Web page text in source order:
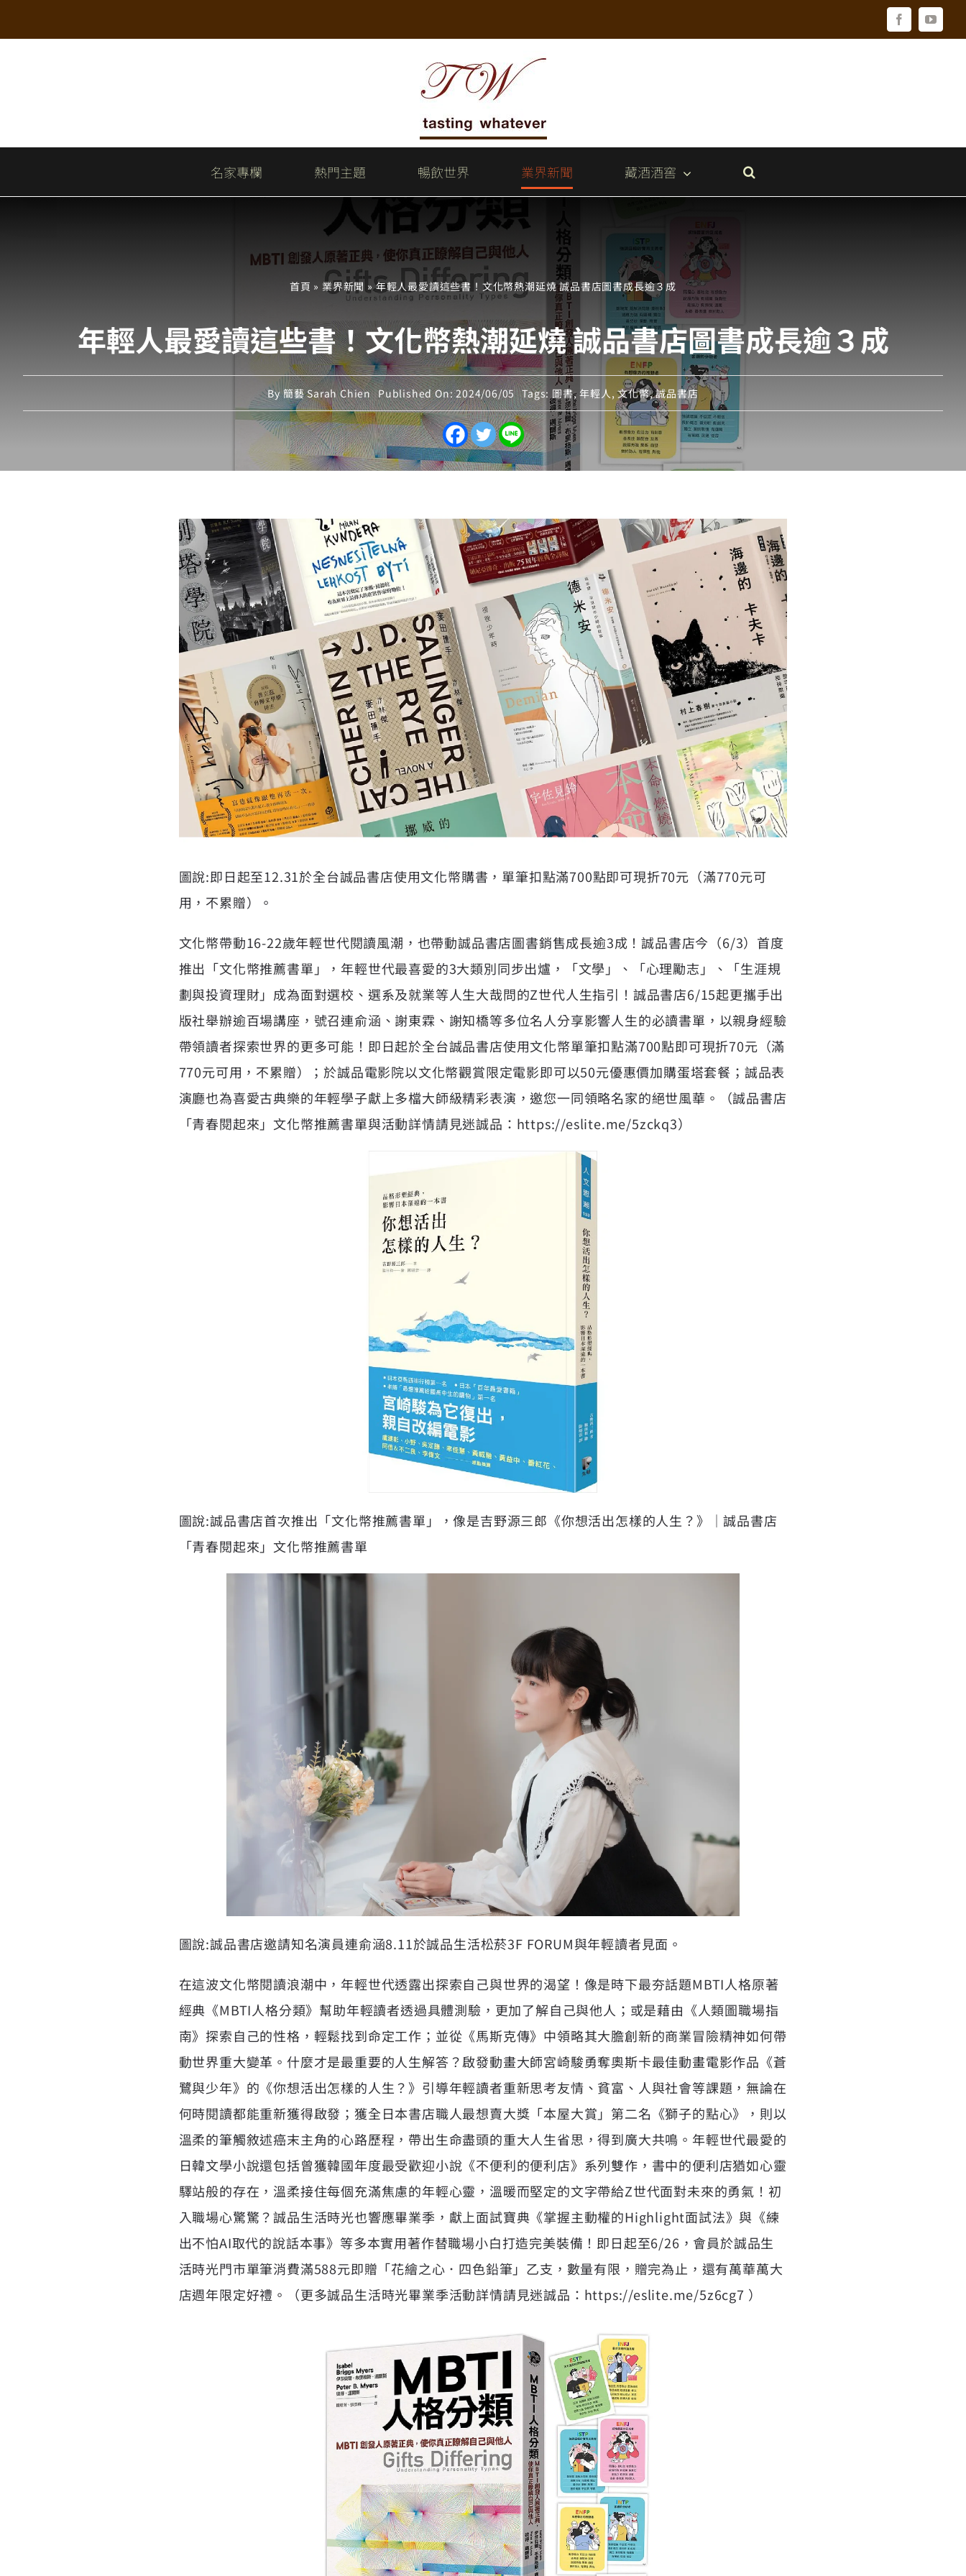
to
Facebook
名家專欄 熱門主題 暢飲世界 業界新聞 藏酒酒窖
首頁 » 業界新聞 »年輕人最愛讀這些書！文化幣熱潮延燒 誠品書店圖書成長逾３成
年輕人最愛讀這些書！文化幣熱潮延燒 誠品書店圖書成長逾３成
By簡藝 Sarah Chien Published On: 2024/06/05 Tags: 圖書,年輕人,文化幣,誠品書店
圖說:即日起至12.31於全台誠品書店使用文化幣購書，單筆扣點滿700點即可現折70元（滿770元可
用，不累贈）。
文化幣帶動16-22歲年輕世代閱讀風潮，也帶動誠品書店圖書銷售成長逾3成！誠品書店今（6/3）首度
推出「文化幣推薦書單」，年輕世代最喜愛的3大類別同步出爐，「文學」、「心理勵志」、「生涯規
劃與投資理財」成為面對選校、選系及就業等人生大哉問的Z世代人生指引！誠品書店6/15起更攜手出
版社舉辦逾百場講座，號召連俞涵、謝東霖、謝知橋等多位名人分享影響人生的必讀書單，以親身經驗
帶領讀者探索世界的更多可能！即日起於全台誠品書店使用文化幣單筆扣點滿700點即可現折70元（滿
770元可用，不累贈）；於誠品電影院以文化幣觀賞限定電影即可以50元優惠價加購蛋塔套餐；誠品表
演廳也為喜愛古典樂的年輕學子獻上多檔大師級精彩表演，邀您一同領略名家的絕世風華。（誠品書店
「青春閱起來」文化幣推薦書單與活動詳情請見迷誠品： https://eslite.me/5zckq3）
圖說:誠品書店首次推出「文化幣推薦書單」，像是吉野源三郎《你想活出怎樣的人生？》｜誠品書店
「青春閱起來」文化幣推薦書單
圖說:誠品書店邀請知名演員連俞涵8.11於誠品生活松菸3F FORUM與年輕讀者見面。
在這波文化幣閱讀浪潮中，年輕世代透露出探索自己與世界的渴望！像是時下最夯話題MBTI人格原著
經典《MBTI人格分類》幫助年輕讀者透過具體測驗，更加了解自己與他人；或是藉由《人類圖職場指
南》探索自己的性格，輕鬆找到命定工作；並從《馬斯克傳》中領略其大膽創新的商業冒險精神如何帶
動世界重大變革。什麼才是最重要的人生解答？啟發動畫大師宮崎駿勇奪奧斯卡最佳動畫電影作品《蒼
鷺與少年》的《你想活出怎樣的人生？》引導年輕讀者重新思考友情、貧富、人與社會等課題，無論在
何時閱讀都能重新獲得啟發；獲全日本書店職人最想賣大獎「本屋大賞」第二名《獅子的點心》，則以
溫柔的筆觸敘述癌末主角的心路歷程，帶出生命盡頭的重大人生省思，得到廣大共鳴。年輕世代最愛的
日韓文學小說還包括曾獲韓國年度最受歡迎小說《不便利的便利店》系列雙作，書中的便利店猶如心靈
驛站般的存在，溫柔接住每個充滿焦慮的年輕心靈，溫暖而堅定的文字帶給Z世代面對未來的勇氣！初
入職場心驚驚？誠品生活時光也響應畢業季，獻上面試寶典《掌握主動權的Highlight面試法》與《練
出不怕AI取代的說話本事》等多本實用著作替職場小白打造完美裝備！即日起至6/26，會員於誠品生
活時光門市單筆消費滿588元即贈「花繪之心．四色鉛筆」乙支，數量有限，贈完為止，還有萬華萬大
店週年限定好禮。（更多誠品生活時光畢業季活動詳情請見迷誠品： https://eslite.me/5z6cg7 ）